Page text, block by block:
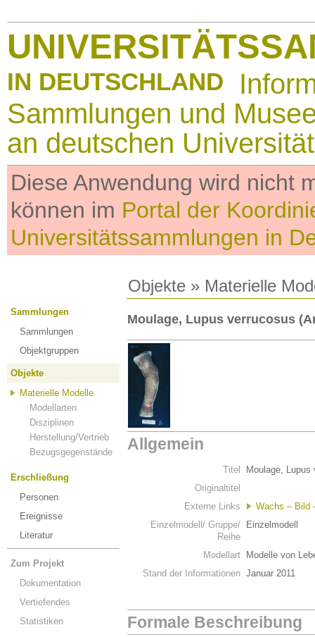
IN DEUTSCHLAND
Sammlungen und
an deutschen
Diese Anwendung wird nicht
können im Portal der
Universitätssammlungen in
Objekte » Materielle
Sammlungen
Sammlungen
Objektgruppen
Objekte
Materielle Modelle
Modellarten
Disziplinen
Herstellung/Vertrieb
Bezugsgegenstände
Erschließung
Personen
Ereignisse
Literatur
Zum Projekt
Dokumentation
Vertiefendes
Statistiken
Moulage, Lupus verrucosus
Allgemein
Titel
Moulage,
Originaltitel
Externe Links
Wachs – Bild
Einzelmodell/ Gruppe/
Reihe
Einzelmodell
Modellart
Modelle von
Stand der Informationen Januar 2011
Formale Beschreibung